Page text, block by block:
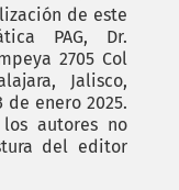
de este
PAG, Dr.
2705 Col
Jalisco,
enero 2025.
autores no
del editor